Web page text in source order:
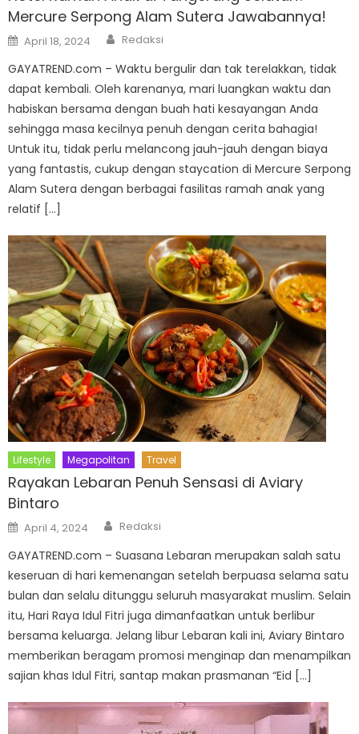
Mercure Serpong Alam Sutera Jawabannya!
Posted
on
April 18, 2024 Author
Redaksi
GAYATREND.com – Waktu bergulir dan tak terelakkan, tidak
dapat kembali. Oleh karenanya, mari luangkan waktu dan
habiskan bersama dengan buah hati kesayangan Anda
sehingga masa kecilnya penuh dengan cerita bahagia!
Untuk itu, tidak perlu melancong jauh-jauh dengan biaya
yang fantastis, cukup dengan staycation di Mercure Serpong
Alam Sutera dengan berbagai fasilitas ramah anak yang
relatif […]
Lifestyle Megapolitan Travel
Rayakan Lebaran Penuh Sensasi di Aviary
Bintaro
Posted
on
April 4, 2024 Author
Redaksi
GAYATREND.com – Suasana Lebaran merupakan salah satu
keseruan di hari kemenangan setelah berpuasa selama satu
bulan dan selalu ditunggu seluruh masyarakat muslim. Selain
itu, Hari Raya Idul Fitri juga dimanfaatkan untuk berlibur
bersama keluarga. Jelang libur Lebaran kali ini, Aviary Bintaro
memberikan beragam promosi menginap dan menampilkan
sajian khas Idul Fitri, santap makan prasmanan “Eid […]